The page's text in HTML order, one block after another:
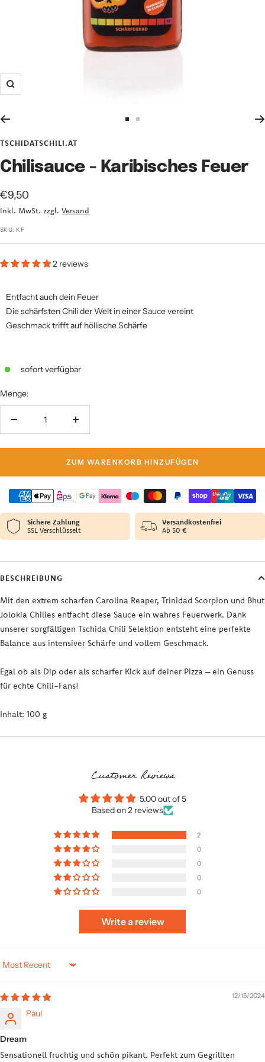
Zoom
gehengehen
TSCHIDATSCHILI.AT
Chilisauce - Karibisches Feuer
Angebotspreis
€9,50
Inkl. MwSt. zzgl. Versand
SKU: KF
2 reviews
Entfacht auch dein Feuer
Die schärfsten Chili der Welt in einer Sauce vereint
Geschmack trifft auf höllische Schärfe
sofort verfügbar
Menge:
Menge
ZUM WARENKORB HINZUFÜGEN
Sichere Zahlung
SSL Verschlüsselt
Versandkostenfrei
Ab 50 €
BESCHREIBUNG
Mit den extrem scharfen Carolina Reaper, Trinidad Scorpion und Bhut
Jolokia Chilies entfacht diese Sauce ein wahres Feuerwerk. Dank
unserer sorgfältigen Tschida Chili Selektion entsteht eine perfekte
Balance aus intensiver Schärfe und vollem Geschmack.
Egal ob als Dip oder als scharfer Kick auf deiner Pizza – ein Genuss
für echte Chili-Fans!
Inhalt: 100 g
Customer Reviews
5.00 out of 5
Based on 2 reviews
2
0
0
0
0
Write a review
Sort by
12/15/2024
Paul
Dream
Sensationell fruchtig und schön pikant. Perfekt zum Gegrillten